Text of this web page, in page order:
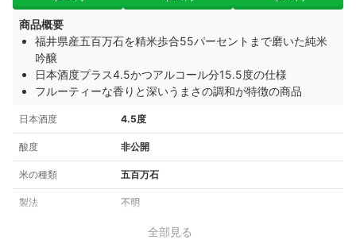
商品概要
福井県産五百万石を精米歩合55パーセントまで磨いた純米
吟醸
日本酒度プラス4.5かつアルコール分15.5度の仕様
フルーティーな香りと深いうまさの調和が特徴の商品
日本酒度 4.5度
酸度 非公開
米の種類 五百万石
製法 不明
全部見る